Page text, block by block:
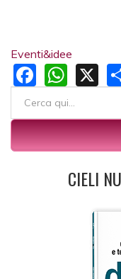
Eventi&idee
X
FORM DI RICERCA
CIELI